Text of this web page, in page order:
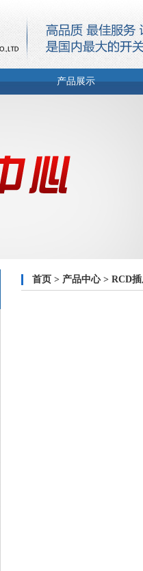
产品展示
首页 > 产品中心> RCD